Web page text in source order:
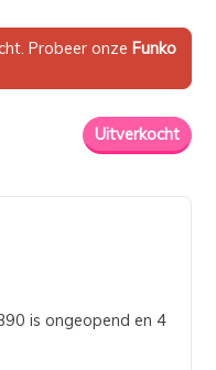
Probeer onze Funko
is ongeopend en 4